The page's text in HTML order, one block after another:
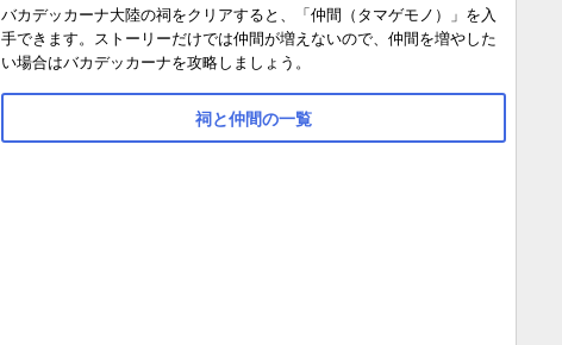
バカデッカーナ大陸の祠をクリアすると、「仲間（タマゲモノ）」を入
手できます。ストーリーだけでは仲間が増えないので、仲間を増やした
い場合はバカデッカーナを攻略しましょう。
祠と仲間の一覧